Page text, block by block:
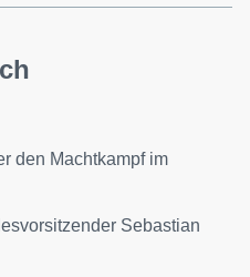
den Machtkampf im
Sebastian